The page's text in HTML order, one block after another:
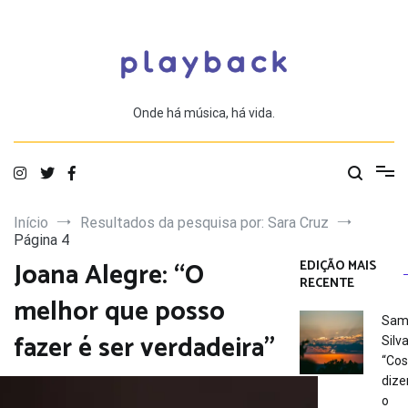
Onde há música, há vida.
Início
Resultados da pesquisa por: Sara Cruz
Página 4
Joana Alegre: “O
melhor que posso
fazer é ser verdadeira”
EDIÇÃO MAIS
RECENTE
o